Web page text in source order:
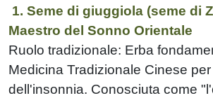
1. Seme di giuggiola (seme di
Maestro del Sonno Orientale
Ruolo tradizionale: Erba
Medicina Tradizionale Cinese
dell'insonnia. Conosciuta come